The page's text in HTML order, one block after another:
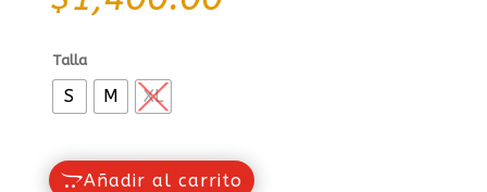
Talla
S M XL
Añadir al carrito